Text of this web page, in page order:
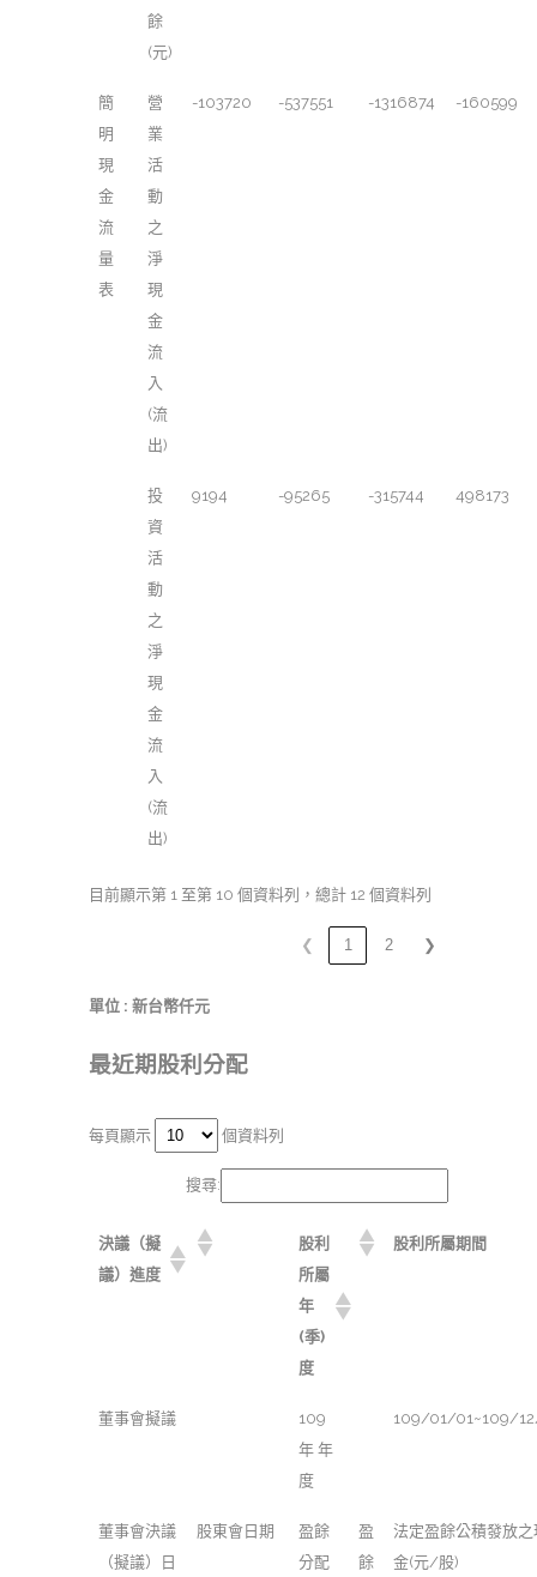
餘
(元)
簡
明
現
金
流
量
表
營
業
活
動
之
淨
現
金
流
入
(流
出)
-103720 -537551 -1316874 -160599
投
資
活
動
之
淨
現
金
流
入
(流
出)
9194 -95265 -315744 498173
目前顯示第 1 至第 10 個資料列，總計 12 個資料列
❮ 1 2 ❯
單位 : 新台幣仟元
最近期股利分配
每頁顯示 個資料列
搜尋:
決議（擬
議）進度
股利
所屬
年
(季)
度
股利所屬期間
董事會擬議
109
年 年
度
109/01/01~109/
董事會決議
（擬議）日
股東會日期
盈餘
分配
盈
餘
法定盈餘公積發放之
金(元/股)